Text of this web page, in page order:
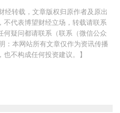
经转载，文章版权归原作者及原出
代表博望财经立场，转载请联系
何疑问都请联系（联系（微信公众
：本网站所有文章仅作为资讯传播
不构成任何投资建议。】